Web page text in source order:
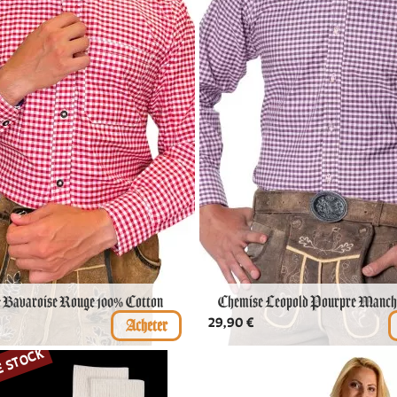
Rouge 100% Cotton Chemise Leopold Pourpre
Prix
29,90 €